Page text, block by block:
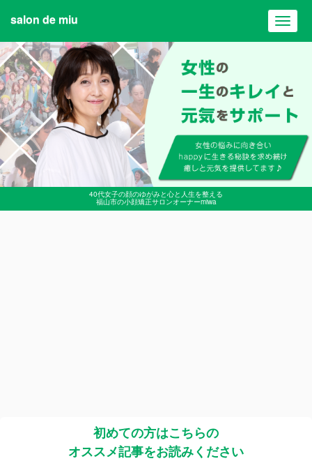
40代女子の顔のゆがみと心と人生を整える
福山市の小顔矯正サロンオーナーmiwa
salon de miu
初めての方はこちらの
オススメ記事をお読みください